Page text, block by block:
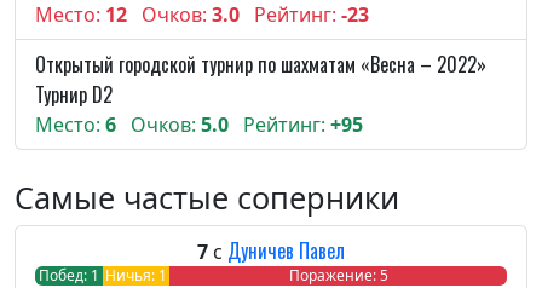
Место: 12 Очков: 3.0 Рейтинг: -23
Открытый городской турнир по шахматам «Весна – 2022»
Турнир D2
Место: 6 Очков: 5.0 Рейтинг: +95
Самые частые соперники
7 с Дуничев Павел
Побед: 1 Ничья: 1 Поражение: 5